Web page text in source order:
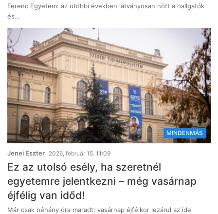
Ferenc Egyetem: az utóbbi években látványosan nőtt a hallgatók
és…
MINDENMÁS
Jenei Eszter 2026, február 15. 11:09
Ez az utolsó esély, ha szeretnél
egyetemre jelentkezni – még vasárnap
éjfélig van időd!
Már csak néhány óra maradt: vasárnap éjfélkor lezárul az idei